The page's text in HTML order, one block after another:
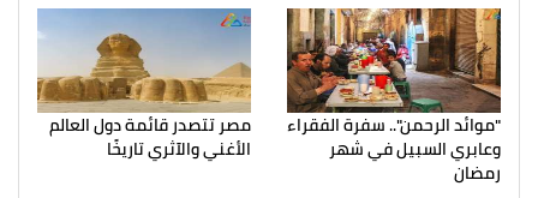
"موائد الرحمن".. سفرة الفقراء
وعابري السبيل في شهر
رمضان
مصر تتصدر قائمة دول العالم
الأغني والآثري تاريخًا